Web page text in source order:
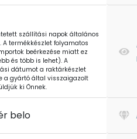
szállítási napok általános
A termékkészlet folyamatos
beérkezése miatt ez
és több is lehet). A
dátumot a raktárkészlet
a gyártó által visszaigazolt
ki Önnek.
belo